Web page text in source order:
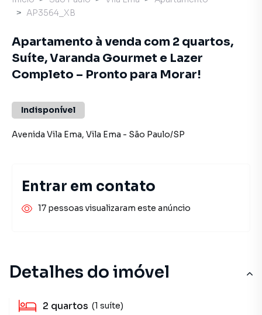
Detalhes do imóvel
2 quartos (1 suíte)
AP3564_XB
Apartamento à venda com 2 quartos,
Suíte, Varanda Gourmet e Lazer
Completo – Pronto para Morar!
Indisponível
Avenida Vila Ema, Vila Ema - São Paulo/SP
Entrar em contato
17 pessoas visualizaram este anúncio